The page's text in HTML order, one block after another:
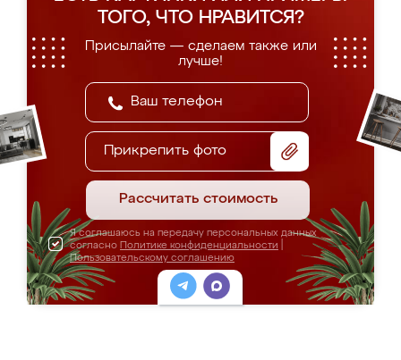
ТОГО, ЧТО НРАВИТСЯ?
Присылайте — сделаем также или
лучше!
Прикрепить фото
Рассчитать стоимость
Я соглашаюсь на передачу персональных данных
согласно Политике конфиденциальности
Пользовательскому соглашению